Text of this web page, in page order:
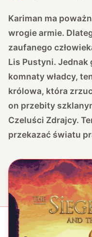
Kariman ma
wrogie armie.
zaufanego
Lis Pustyni. Jednak
komnaty władcy,
królowa, która
on przebity
Czeluści Zdrajcy.
przekazać światu